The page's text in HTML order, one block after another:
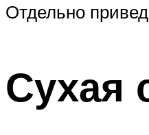
Отдельно
Сухая